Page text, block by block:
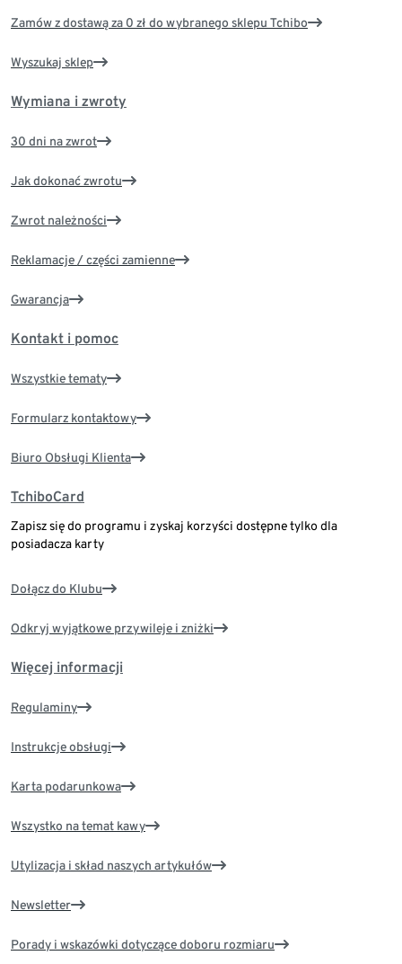
Zamów z dostawą za 0 zł do wybranego sklepu Tchibo
Wyszukaj sklep
Wymiana i zwroty
30 dni na zwrot
Jak dokonać zwrotu
Zwrot należności
Reklamacje / części zamienne
Gwarancja
Kontakt i pomoc
Wszystkie tematy
Formularz kontaktowy
Biuro Obsługi Klienta
TchiboCard
Zapisz się do programu i zyskaj korzyści dostępne tylko dla
posiadacza karty
Dołącz do Klubu
Odkryj wyjątkowe przywileje i zniżki
Więcej informacji
Regulaminy
Instrukcje obsługi
Karta podarunkowa
Wszystko na temat kawy
Utylizacja i skład naszych artykułów
Newsletter
Porady i wskazówki dotyczące doboru rozmiaru